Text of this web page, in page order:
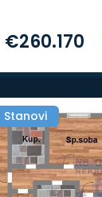
€260.170
Stanovi